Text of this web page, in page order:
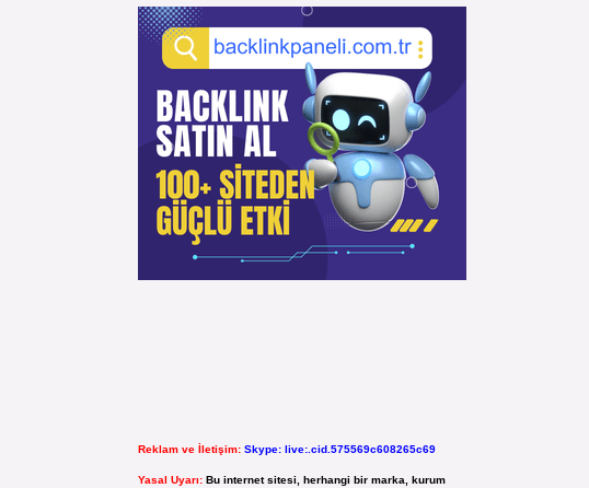
Reklam ve İletişim: Skype: live:.cid.575569c608265c69
Yasal Uyarı: Bu internet sitesi, herhangi bir marka, kurum